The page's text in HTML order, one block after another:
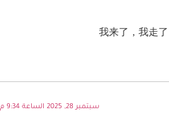
我来了，我走
سبتمبر 28, 2025 الساعة 9:34 م